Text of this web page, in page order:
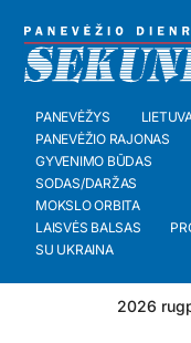
PANEVĖŽYS
PANEVĖŽIO RAJONAS
GYVENIMO BŪDAS
SODAS/DARŽAS
MOKSLO ORBITA
LAISVĖS BALSAS
SU UKRAINA
2026